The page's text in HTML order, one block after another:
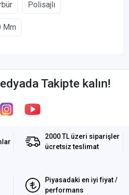
Polisajlı
Mm
Takipte kalın!
2000 TL üzeri siparişler
ücretsiz teslimat
Piyasadaki en iyi fiyat /
performans